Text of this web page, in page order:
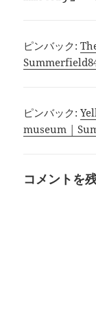
ピンバック:
ピンバック:
museum |
コメントを